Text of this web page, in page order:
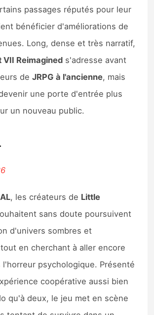
passages réputés pour leur
bénéficier d'améliorations de
Long, dense et très narratif,
VII Reimagined s'adresse avant
deJRPG à l'ancienne, mais
une porte d'entrée plus
un nouveau public.
, les créateurs de Little
sans doute poursuivent
d'univers sombres et
en cherchant à aller encore
l'horreur psychologique. Présenté
coopérative aussi bien
qu'à deux, le jeu met en scène